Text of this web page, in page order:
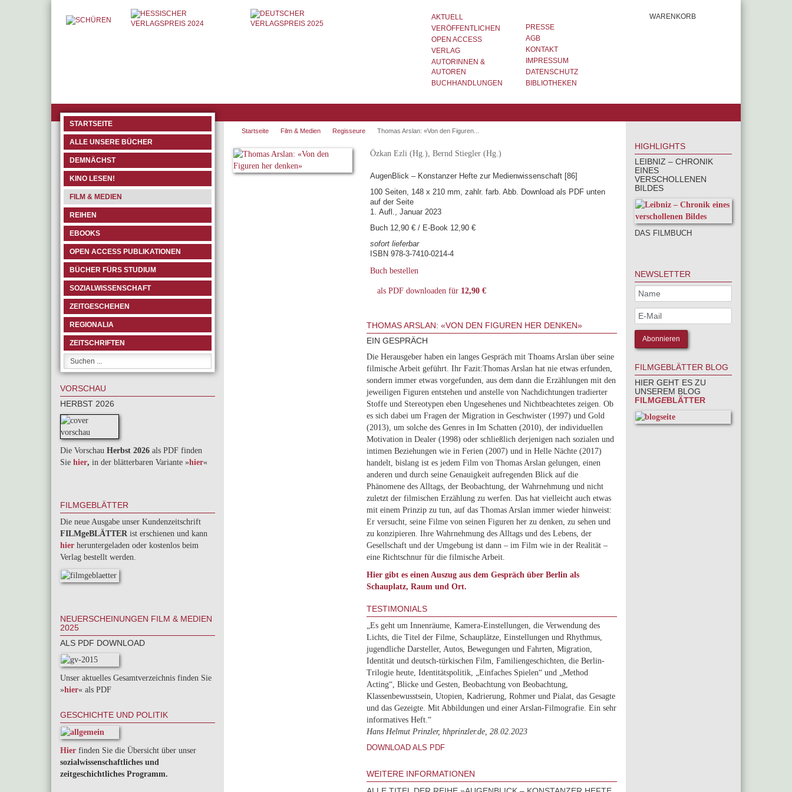
AKTUELL
VERÖFFENTLICHEN
OPEN ACCESS
VERLAG
AUTORINNEN &
AUTOREN
BUCHHANDLUNGEN
PRESSE
AGB
KONTAKT
IMPRESSUM
DATENSCHUTZ
BIBLIOTHEKEN
WARENKORB
STARTSEITE
ALLE UNSERE BÜCHER
DEMNÄCHST
KINO LESEN!
FILM & MEDIEN
REIHEN
EBOOKS
OPEN ACCESS PUBLIKATIONEN
BÜCHER FÜRS STUDIUM
SOZIALWISSENSCHAFT
ZEITGESCHEHEN
REGIONALIA
ZEITSCHRIFTEN
VORSCHAU
HERBST 2026
Die Vorschau Herbst 2026 als PDF finden
Sie hier, in der blätterbaren Variante »hier«
FILMGEBLÄTTER
Die neue Ausgabe unser Kundenzeitschrift
FILMgeBLÄTTER ist erschienen und kann
hier heruntergeladen oder kostenlos beim
Verlag bestellt werden.
NEUERSCHEINUNGEN FILM & MEDIEN
2025
ALS PDF DOWNLOAD
Unser aktuelles Gesamtverzeichnis finden Sie
»hier« als PDF
GESCHICHTE UND POLITIK
Hier finden Sie die Übersicht über unser
sozialwissenschaftliches und
zeitgeschichtliches Programm.
Startseite Film & Medien Regisseure Thomas Arslan: «Von den Figuren...
Özkan Ezli (Hg.), Bernd Stiegler (Hg.)
AugenBlick – Konstanzer Hefte zur Medienwissenschaft [86]
100 Seiten, 148 x 210 mm, zahlr. farb. Abb. Download als PDF unten
auf der Seite
1. Aufl., Januar 2023
Buch 12,90 € / E-Book 12,90 €
sofort lieferbar
ISBN 978-3-7410-0214-4
Buch bestellen
als PDF downloaden für 12,90 €
THOMAS ARSLAN: «VON DEN FIGUREN HER DENKEN»
EIN GESPRÄCH
Die Herausgeber haben ein langes Gespräch mit Thoams Arslan über seine
filmische Arbeit geführt. Ihr Fazit:Thomas Arslan hat nie etwas erfunden,
sondern immer etwas vorgefunden, aus dem dann die Erzählungen mit den
jeweiligen Figuren entstehen und anstelle von Nachdichtungen tradierter
Stoffe und Stereotypen eben Ungesehenes und Nichtbeachtetes zeigen. Ob
es sich dabei um Fragen der Migration in Geschwister (1997) und Gold
(2013), um solche des Genres in Im Schatten (2010), der individuellen
Motivation in Dealer (1998) oder schließlich derjenigen nach sozialen und
intimen Beziehungen wie in Ferien (2007) und in Helle Nächte (2017)
handelt, bislang ist es jedem Film von Thomas Arslan gelungen, einen
anderen und durch seine Genauigkeit aufregenden Blick auf die
Phänomene des Alltags, der Beobachtung, der Wahrnehmung und nicht
zuletzt der filmischen Erzählung zu werfen. Das hat vielleicht auch etwas
mit einem Prinzip zu tun, auf das Thomas Arslan immer wieder hinweist:
Er versucht, seine Filme von seinen Figuren her zu denken, zu sehen und
zu konzipieren. Ihre Wahrnehmung des Alltags und des Lebens, der
Gesellschaft und der Umgebung ist dann – im Film wie in der Realität –
eine Richtschnur für die filmische Arbeit.
Hier gibt es einen Auszug aus dem Gespräch über Berlin als
Schauplatz, Raum und Ort.
TESTIMONIALS
„Es geht um Innenräume, Kamera-Einstellungen, die Verwendung des
Lichts, die Titel der Filme, Schauplätze, Einstellungen und Rhythmus,
jugendliche Darsteller, Autos, Bewegungen und Fahrten, Migration,
Identität und deutsch-türkischen Film, Familiengeschichten, die Berlin-
Trilogie heute, Identitätspolitik, „Einfaches Spielen“ und „Method
Acting“, Blicke und Gesten, Beobachtung von Beobachtung,
Klassenbewusstsein, Utopien, Kadrierung, Rohmer und Pialat, das Gesagte
und das Gezeigte. Mit Abbildungen und einer Arslan-Filmografie. Ein sehr
informatives Heft.“
Hans Helmut Prinzler, hhprinzler.de, 28.02.2023
DOWNLOAD ALS PDF
WEITERE INFORMATIONEN
HIGHLIGHTS
LEIBNIZ – CHRONIK
EINES
VERSCHOLLENEN
BILDES
DAS FILMBUCH
NEWSLETTER
FILMGEBLÄTTER BLOG
HIER GEHT ES ZU
UNSEREM BLOG
FILMGEBLÄTTER